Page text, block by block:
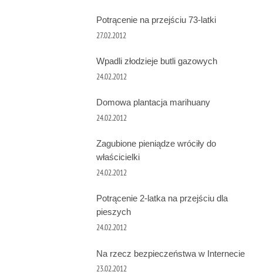
Potrącenie na przejściu 73-latki
27.02.2012
Wpadli złodzieje butli gazowych
24.02.2012
Domowa plantacja marihuany
24.02.2012
Zagubione pieniądze wróciły do
właścicielki
24.02.2012
Potrącenie 2-latka na przejściu dla
pieszych
24.02.2012
Na rzecz bezpieczeństwa w Internecie
23.02.2012